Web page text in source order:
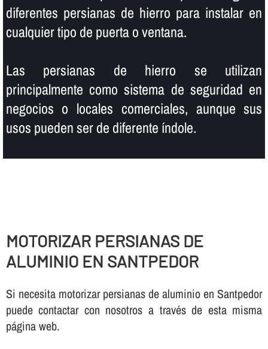
diferentes persianas de hierro para instalar en
cualquier tipo de puerta o ventana.
Las persianas de hierro se utilizan
principalmente como sistema de seguridad en
negocios o locales comerciales, aunque sus
usos pueden ser de diferente í­ndole.
MOTORIZAR PERSIANAS DE
ALUMINIO EN SANTPEDOR
Si necesita motorizar persianas de aluminio en Santpedor
puede contactar con nosotros a través de esta misma
página web.